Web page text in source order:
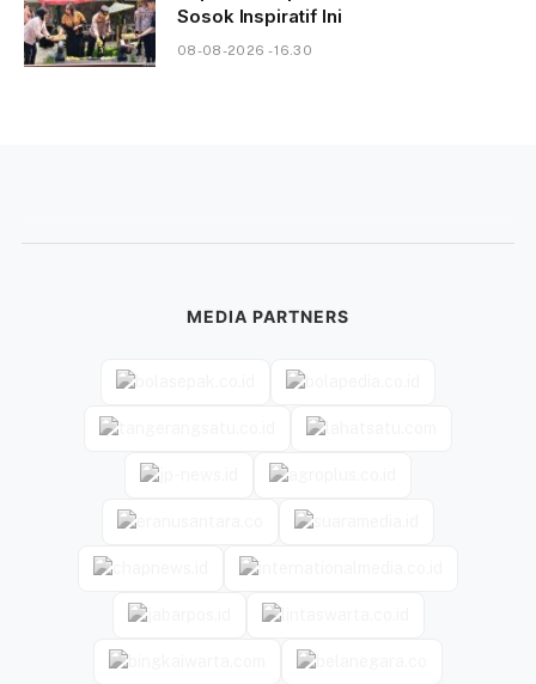
Sosok Inspiratif Ini
08-08-2026 - 16.30
MEDIA PARTNERS